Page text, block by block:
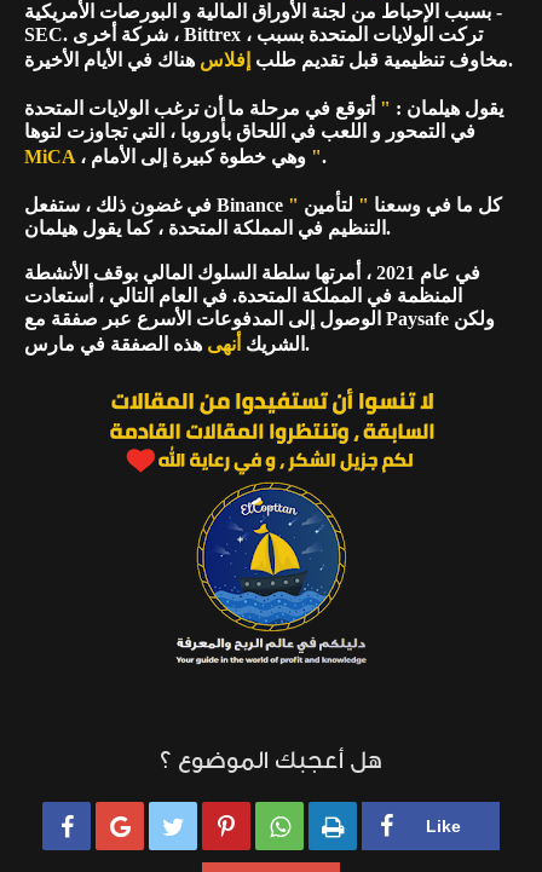
بسبب الإحباط من لجنة الأوراق المالية و البورصات الأمريكية -
SEC. شركة أخرى ، Bittrex ، تركت الولايات المتحدة بسبب
مخاوف تنظيمية قبل تقديم طلب إفلاس هناك في الأيام الأخيرة.
يقول هيلمان : " أتوقع في مرحلة ما أن ترغب الولايات المتحدة
في التمحور و اللعب في اللحاق بأوروبا ، التي تجاوزت لتوها
MiCA
".
في غضون ذلك ، ستفعل Binance " كل ما في وسعنا " لتأمين
التنظيم في المملكة المتحدة ، كما يقول هيلمان.
في عام 2021 ، أمرتها سلطة السلوك المالي بوقف الأنشطة
المنظمة في المملكة المتحدة. في العام التالي ، أستعادت
الوصول إلى المدفوعات الأسرع عبر صفقة مع Paysafe ولكن
الشريك أنهى هذه الصفقة في مارس.
هل أعجبك الموضوع ؟
     